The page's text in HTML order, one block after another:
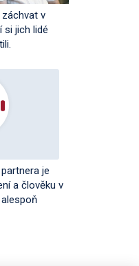
v
si jich lidé
je
a člověku v